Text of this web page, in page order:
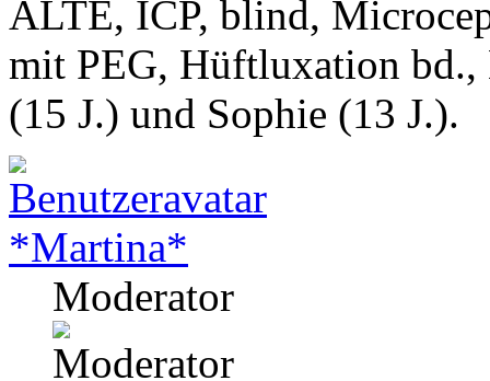
ALTE, ICP, blind,
mit PEG, Hüftluxation bd.,
(15 J.) und Sophie (13 J.).
*Martina*
Moderator